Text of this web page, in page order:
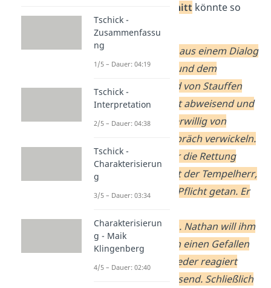
ersten Sinnabschnitt könnte so
aussehen:
Die Szene besteht aus einem Dialog
zwischen Nathan und dem
Tempelherrn. Curd von Stauffen
zeigt sich zunächst abweisend und
lässt sich nur widerwillig von
Nathan in ein Gespräch verwickeln.
Als Nathan ihm für die Rettung
Rechas dankt, sagt der Tempelherr,
er habe nur seine Pflicht getan. Er
herunterzuspielen. Nathan will ihm
seinen Dank durch einen Gefallen
erweisen, doch wieder reagiert
Curd zuerst abweisend. Schließlich
Tschick -
Zusammenfassu
ng
1/5 – Dauer: 04:19
Tschick -
Interpretation
2/5 – Dauer: 04:38
Tschick -
Charakterisierun
g
3/5 – Dauer: 03:34
Charakterisierun
g - Maik
Klingenberg
4/5 – Dauer: 02:40